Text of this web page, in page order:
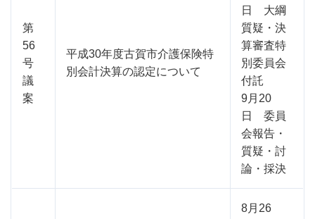
第
56
号
議
案
平成30年度古賀市介護保険特
別会計決算の認定について
日 大綱
質疑・決
算審査特
別委員会
付託
9月20
日 委員
会報告・
質疑・討
論・採決
8月26